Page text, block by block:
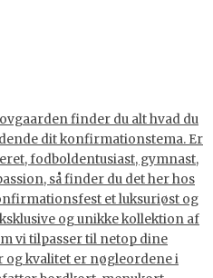
finder du alt hvad du
dit konfirmationstema. Er
fodboldentusiast, gymnast,
så finder du det her hos
et luksuriøst og
og unikke kollektion af
vi tilpasser til netop dine
og kvalitet er nøgleordene i